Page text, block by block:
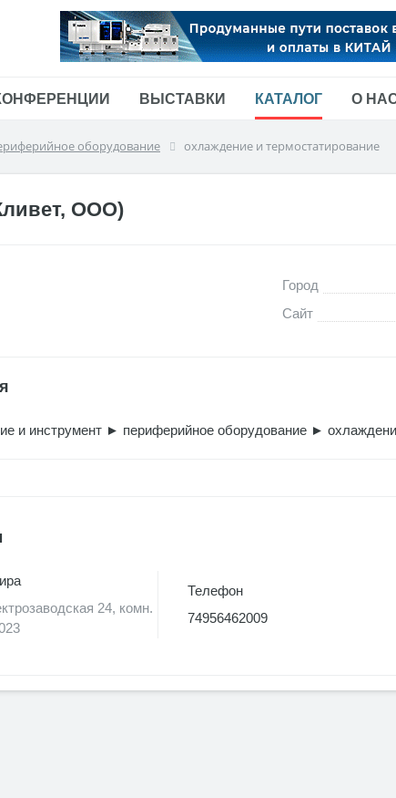
ВЫСТАВКИ КАТАЛОГ О
оборудование охлаждение и термостатирование
ООО)
Город
Сайт
и инструмент ► периферийное оборудование ►
24, комн.
Телефон
74956462009